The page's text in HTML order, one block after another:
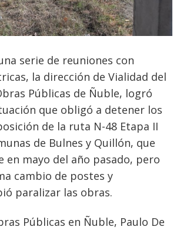
serie de reuniones con
la dirección de Vialidad del
Públicas de Ñuble, logró
que obligó a detener los
de la ruta N-48 Etapa II
de Bulnes y Quillón, que
en mayo del año pasado, pero
cambio de postes y
paralizar las obras.
Públicas en Ñuble, Paulo De